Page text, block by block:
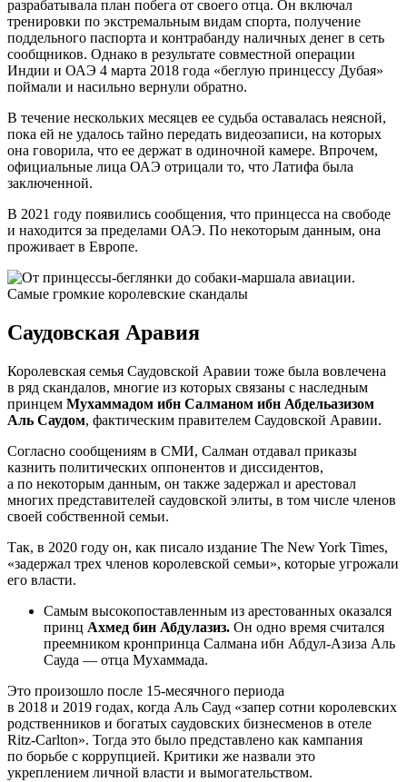
разрабатывала план побега от своего отца. Он включал
тренировки по экстремальным видам спорта, получение
поддельного паспорта и контрабанду наличных денег в сеть
сообщников. Однако в результате совместной операции
Индии и ОАЭ 4 марта 2018 года «беглую принцессу Дубая»
поймали и насильно вернули обратно.
В течение нескольких месяцев ее судьба оставалась неясной,
пока ей не удалось тайно передать видеозаписи, на которых
она говорила, что ее держат в одиночной камере. Впрочем,
официальные лица ОАЭ отрицали то, что Латифа была
заключенной.
В 2021 году появились сообщения, что принцесса на свободе
и находится за пределами ОАЭ. По некоторым данным, она
проживает в Европе.
Саудовская Аравия
Королевская семья Саудовской Аравии тоже была вовлечена
в ряд скандалов, многие из которых связаны с наследным
принцем Мухаммадом ибн Салманом ибн Абдельазизом
Аль Саудом, фактическим правителем Саудовской Аравии.
Согласно сообщениям в СМИ, Салман отдавал приказы
казнить политических оппонентов и диссидентов,
а по некоторым данным, он также задержал и арестовал
многих представителей саудовской элиты, в том числе членов
своей собственной семьи.
Так, в 2020 году он, как писало издание The New York Times,
«задержал трех членов королевской семьи», которые угрожали
его власти.
Самым высокопоставленным из арестованных оказался
принц Ахмед бин Абдулазиз. Он одно время считался
преемником кронпринца Салмана ибн Абдул-Азиза Аль
Сауда — отца Мухаммада.
Это произошло после 15-месячного периода
в 2018 и 2019 годах, когда Аль Сауд «запер сотни королевских
родственников и богатых саудовских бизнесменов в отеле
Ritz-Carlton». Тогда это было представлено как кампания
по борьбе с коррупцией. Критики же назвали это
укреплением личной власти и вымогательством.